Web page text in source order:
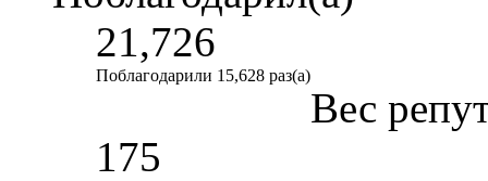
21,726
Поблагодарили 15,628 раз(а)
Вес
175